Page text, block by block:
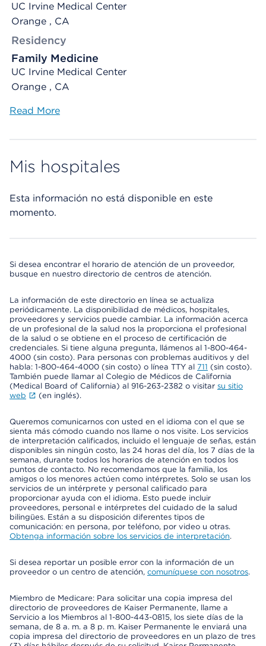
UC Irvine Medical Center
Orange , CA
Residency
Family Medicine
UC Irvine Medical Center
Orange , CA
Read More
Mis hospitales
Esta información no está disponible en este
momento.
Si desea encontrar el horario de atención de un proveedor,
busque en nuestro directorio de centros de atención.
La información de este directorio en línea se actualiza
periódicamente. La disponibilidad de médicos, hospitales,
proveedores y servicios puede cambiar. La información acerca
de un profesional de la salud nos la proporciona el profesional
de la salud o se obtiene en el proceso de certificación de
credenciales. Si tiene alguna pregunta, llámenos al 1-800-464-
4000 (sin costo). Para personas con problemas auditivos y del
habla: 1-800-464-4000 (sin costo) o línea TTY al 711 (sin costo).
También puede llamar al Colegio de Médicos de California
(Medical Board of California) al 916-263-2382 o visitar su sitio
web
(en inglés).
Queremos comunicarnos con usted en el idioma con el que se
sienta más cómodo cuando nos llame o nos visite. Los servicios
de interpretación calificados, incluido el lenguaje de señas, están
disponibles sin ningún costo, las 24 horas del día, los 7 días de la
semana, durante todos los horarios de atención en todos los
puntos de contacto. No recomendamos que la familia, los
amigos o los menores actúen como intérpretes. Solo se usan los
servicios de un intérprete y personal calificado para
proporcionar ayuda con el idioma. Esto puede incluir
proveedores, personal e intérpretes del cuidado de la salud
bilingües. Están a su disposición diferentes tipos de
comunicación: en persona, por teléfono, por video u otras.
Obtenga información sobre los servicios de interpretación.
Si desea reportar un posible error con la información de un
proveedor o un centro de atención, comuníquese con nosotros.
Miembro de Medicare: Para solicitar una copia impresa del
directorio de proveedores de Kaiser Permanente, llame a
Servicio a los Miembros al 1-800-443-0815, los siete días de la
semana, de 8 a. m. a 8 p. m. Kaiser Permanente le enviará una
copia impresa del directorio de proveedores en un plazo de tres